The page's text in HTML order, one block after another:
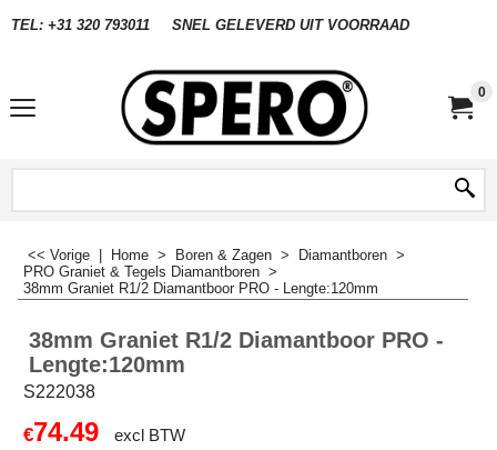
TEL: +31 320 793011 SNEL GELEVERD UIT VOORRAAD
0
<< Vorige Home > Boren & Zagen > Diamantboren >
PRO Graniet & Tegels Diamantboren >
38mm Graniet R1/2 Diamantboor PRO - Lengte:120mm
38mm Graniet R1/2 Diamantboor PRO -
Lengte:120mm
S222038
€74.49
excl BTW